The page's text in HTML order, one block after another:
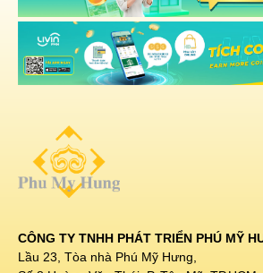
CÔNG TY TNHH PHÁT TRIỂN PHÚ MỸ
Lầu 23, Tòa nhà Phú Mỹ Hưng,